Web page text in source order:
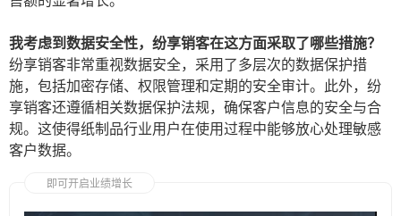
我考虑到数据安全性，纷享销客在这方面采取了哪些措施？
纷享销客非常重视数据安全，采用了多层次的数据保护措
施，包括加密存储、权限管理和定期的安全审计。此外，纷
享销客还遵循相关数据保护法规，确保客户信息的安全与合
规。这使得纸制品行业用户在使用过程中能够放心处理敏感
客户数据。
即可开启业绩增长